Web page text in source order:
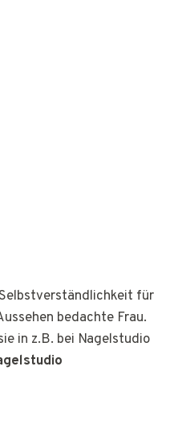
für
bedachte Frau.
in z.B. bei Nagelstudio